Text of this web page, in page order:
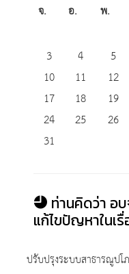
จ.
อ. พ.
3
4 5
10
11 12
17
18 19
24
25 26
31
ท่านคิดว่า อ
แก้ไขปัญหาในเ
ปรับปรุงระบบสาธารณูปโ